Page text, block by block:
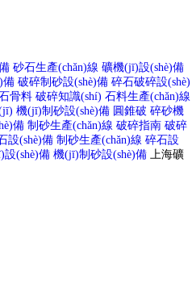
砂石生產(chǎn)線 礦機(jī)設(shè)備
備 破碎制砂設(shè)備 碎石破碎設(shè)
骨料 破碎知識(shí) 石料生產(chǎn)線
機(jī)制砂設(shè)備 圓錐破 碎砂機
備 制砂生產(chǎn)線 破碎指南 破碎
設(shè)備 制砂生產(chǎn)線 碎石設
(shè)備 機(jī)制砂設(shè)備 上海礦